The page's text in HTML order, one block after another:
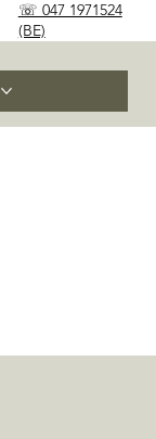
☏ 047 1971524
(BE)